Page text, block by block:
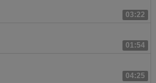
03:22
01:54
04:25